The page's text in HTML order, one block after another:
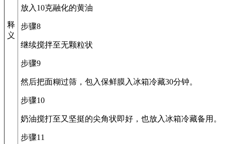
释
义
放入10克融化的黄油
步骤8
继续搅拌至无颗粒状
步骤9
然后把面糊过筛，包入保鲜膜入冰箱冷藏30分钟。
步骤10
奶油搅打至又坚挺的尖角状即好，也放入冰箱冷藏备用。
步骤11